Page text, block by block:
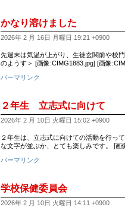
かなり溶けました
2026年 2 月 16日 月曜日 19:21 +0900
先週末は気温が上がり、生徒玄関前や校
のようす＞ [画像:CIMG1883.jpg] [画像
パーマリンク
２年生 立志式に向けて
2026年 2 月 10日 火曜日 15:02 +0900
２年生は、立志式に向けての活動を行っ
な文字が並ぶか、とても楽しみです。 [画
パーマリンク
学校保健委員会
2026年 2 月 10日 火曜日 14:11 +0900